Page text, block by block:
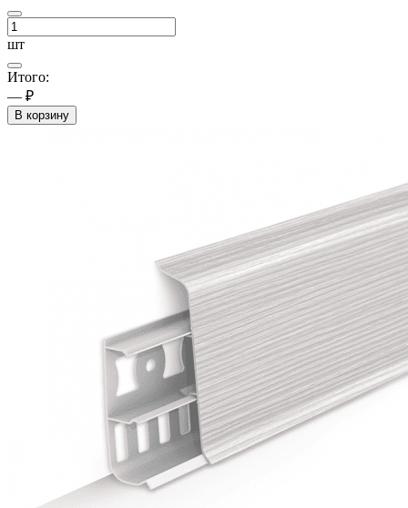
шт
Итого:
— ₽
В корзину